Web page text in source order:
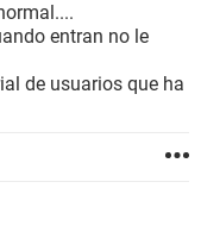
entran no le
de usuarios que ha